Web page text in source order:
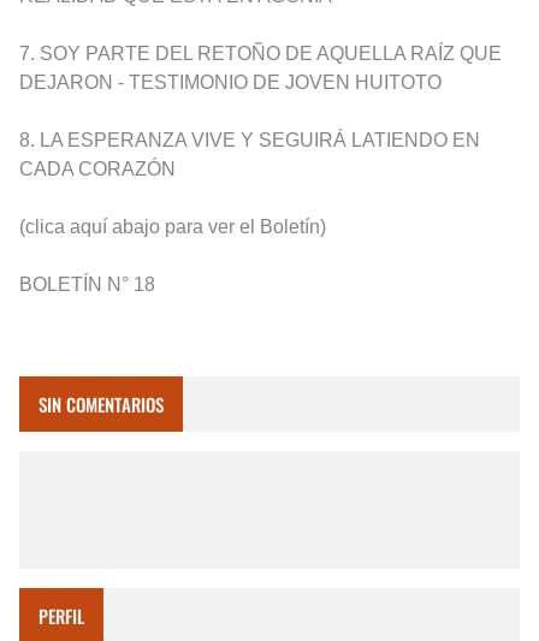
7. SOY PARTE DEL RETOÑO DE AQUELLA RAÍZ QUE
DEJARON - TESTIMONIO DE JOVEN HUITOTO
8. LA ESPERANZA VIVE Y SEGUIRÁ LATIENDO EN
CADA CORAZÓN
(clica aquí abajo para ver el Boletín)
BOLETÍN N° 18
SIN COMENTARIOS
PERFIL